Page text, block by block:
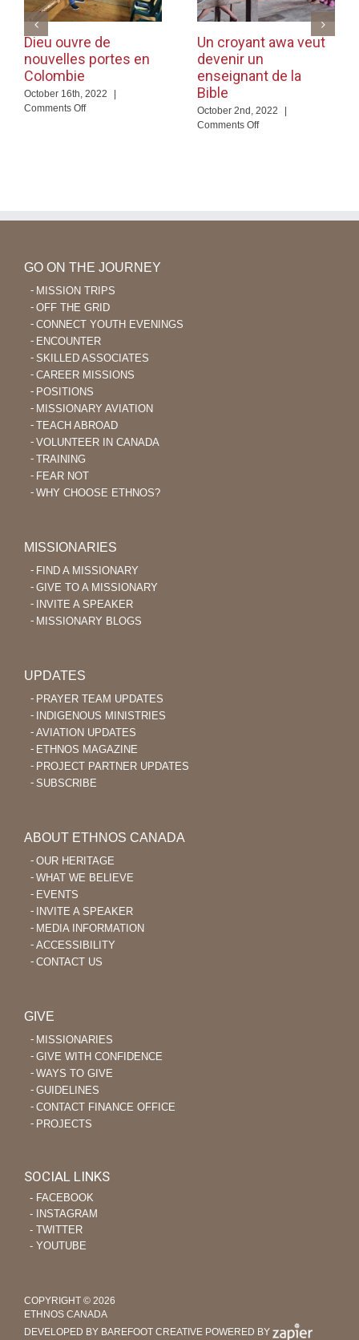
Dieu ouvre de
nouvelles portes en
Colombie
October 16th, 2022
|
Comments Offon
Un croyant awa veut
devenir un
enseignant de la
Bible
October 2nd, 2022
|
Comments Offon
GO ON THE JOURNEY
MISSION TRIPS
OFF THE GRID
CONNECT YOUTH EVENINGS
ENCOUNTER
SKILLED ASSOCIATES
CAREER MISSIONS
POSITIONS
MISSIONARY AVIATION
TEACH ABROAD
VOLUNTEER IN CANADA
TRAINING
FEAR NOT
WHY CHOOSE ETHNOS?
MISSIONARIES
FIND A MISSIONARY
GIVE TO A MISSIONARY
INVITE A SPEAKER
MISSIONARY BLOGS
UPDATES
PRAYER TEAM UPDATES
INDIGENOUS MINISTRIES
AVIATION UPDATES
ETHNOS MAGAZINE
PROJECT PARTNER UPDATES
SUBSCRIBE
ABOUT ETHNOS CANADA
OUR HERITAGE
WHAT WE BELIEVE
EVENTS
INVITE A SPEAKER
MEDIA INFORMATION
ACCESSIBILITY
CONTACT US
GIVE
MISSIONARIES
GIVE WITH CONFIDENCE
WAYS TO GIVE
GUIDELINES
CONTACT FINANCE OFFICE
PROJECTS
SOCIAL LINKS
‐ FACEBOOK
‐ INSTAGRAM
‐ TWITTER
‐ YOUTUBE
COPYRIGHT © 2026
ETHNOS CANADA
DEVELOPED BY BAREFOOT CREATIVE POWERED BY